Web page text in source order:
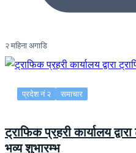
२ महिना अगाडि
प्रदेश नं २ समाचार
ट्राफिक प्रहरी कार्यालय
भव्य शुभारम्भ